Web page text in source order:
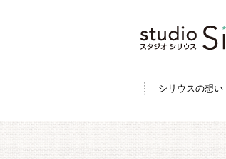
シリウスの想い